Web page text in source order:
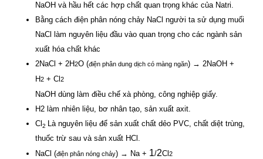
NaOH và hầu hết các hợp chất quan trọng khác của Natri.
Bằng cách điện phân nóng chảy NaCl người ta sử dụng muối
NaCl làm nguyên liệu đầu vào quan trọng cho các ngành sản
xuất hóa chất khác
2NaCl + 2H2O (điện phân dung dịch có màng ngăn) → 2NaOH +
H2 + Cl 2
NaOH dùng làm điều chế xà phòng, công nghiệp giấy.
H2 làm nhiên liệu, bơ nhân tạo, sản xuất axit.
Cl 2 Là nguyên liệu để sản xuất chất dẻo PVC, chất diệt trùng,
thuốc trừ sau và sản xuất HCl.
NaCl (điện phân nóng chảy) → Na + 1/2Cl 2